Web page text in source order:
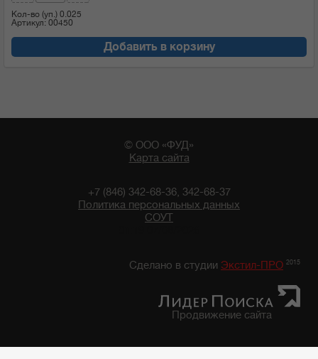
Кол-во (уп.) 0.025
Артикул: 00450
Добавить в корзину
© ООО «ФУД»
Карта сайта
+7 (846) 342-68-36, 342-68-37
Политика персональных данных
СОУТ
Сделано в студии Экстил-ПРО 2015
Продвижение сайта